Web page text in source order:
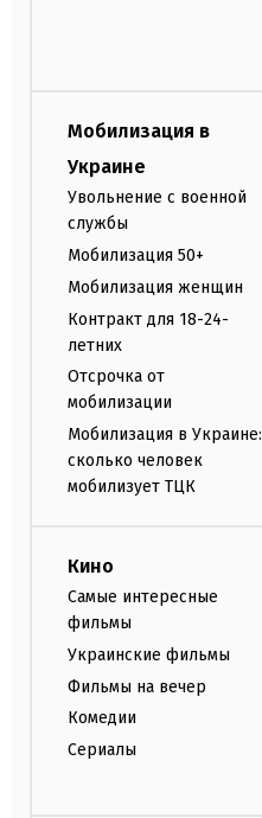
Мобилизация в
Украине
Увольнение с военной
службы
Мобилизация 50+
Мобилизация женщин
Контракт для 18-24-
летних
Отсрочка от
мобилизации
Мобилизация в Украине:
сколько человек
мобилизует ТЦК
Кино
Самые интересные
фильмы
Украинские фильмы
Фильмы на вечер
Комедии
Сериалы